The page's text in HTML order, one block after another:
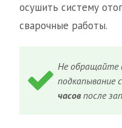
осушить систему
сварочные работы.
Не обращайте
подкапывание
часовпосле